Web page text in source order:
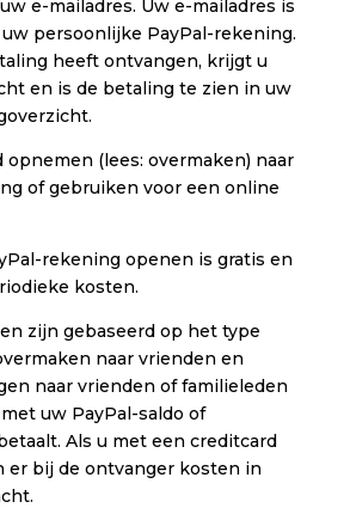
e-mailadres. Uw e-mailadres is
persoonlijke PayPal-rekening.
heeft ontvangen, krijgt u
en is de betaling te zien in uw
(lees: overmaken) naar
of gebruiken voor een online
rekening openen is gratis en
kosten.
zijn gebaseerd op het type
naar vrienden en
naar vrienden of familieleden
uw PayPal-saldo of
Als u met een creditcard
er bij de ontvanger kosten in